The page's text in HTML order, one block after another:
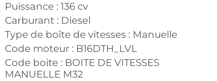
Puissance : 136 cv
Carburant : Diesel
Type de boîte de vitesses : Manuelle
Code moteur : B16DTH_LVL
Code boite : BOITE DE VITESSES
MANUELLE M32